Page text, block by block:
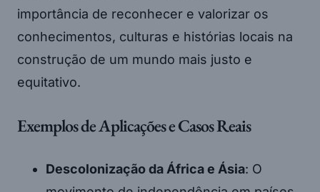
importância de reconhecer e valorizar os
conhecimentos, culturas e histórias locais na
construção de um mundo mais justo e
equitativo.
Exemplos de Aplicações e Casos Reais
Descolonização da África e Ásia: O